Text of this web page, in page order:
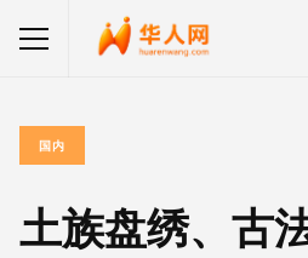
国内
土族盘绣、古